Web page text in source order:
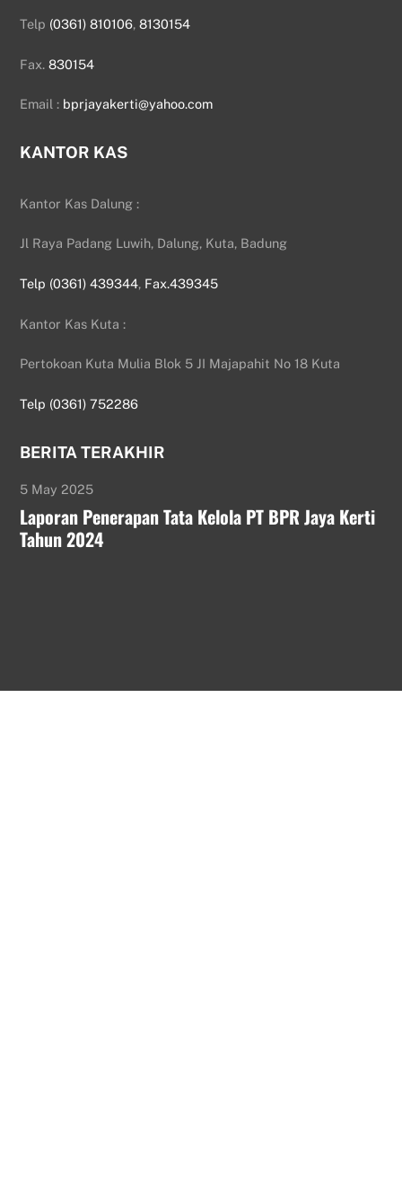
Telp (0361) 810106,8130154
Fax.830154
Email : bprjayakerti@yahoo.com
KANTOR KAS
Kantor Kas Dalung :
Jl Raya Padang Luwih, Dalung, Kuta, Badung
Telp (0361) 439344, Fax.439345
Kantor Kas Kuta :
Pertokoan Kuta Mulia Blok 5 JI Majapahit No 18 Kuta
Telp (0361) 752286
BERITA TERAKHIR
5 May 2025
Laporan Penerapan Tata Kelola PT BPR Jaya Kerti
Tahun 2024